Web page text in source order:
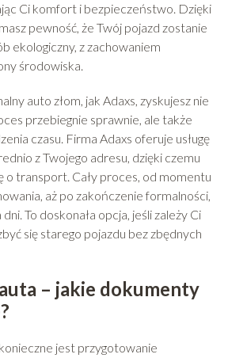
Ci komfort i bezpieczeństwo. Dzięki
pewność, że Twój pojazd zostanie
ekologiczny, z zachowaniem
środowiska.
auto złom, jak Adaxs, zyskujesz nie
przebiegnie sprawnie, ale także
czasu. Firma Adaxs oferuje usługę
z Twojego adresu, dzięki czemu
o transport. Cały proces, od momentu
aż po zakończenie formalności,
To doskonała opcja, jeśli zależy Ci
się starego pojazdu bez zbędnych
– jakie dokumenty
jest przygotowanie